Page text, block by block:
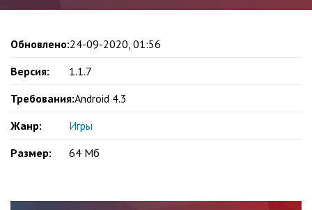
Обновлено:24-09-2020, 01:56
Версия:
1.1.7
Требования:Android 4.3
Жанр:
Игры
Размер:
64 Мб